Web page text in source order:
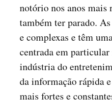
notório nos anos mais
também ter parado.
e complexas e têm
centrada em particular
indústria do
da informação rápida
mais fortes e